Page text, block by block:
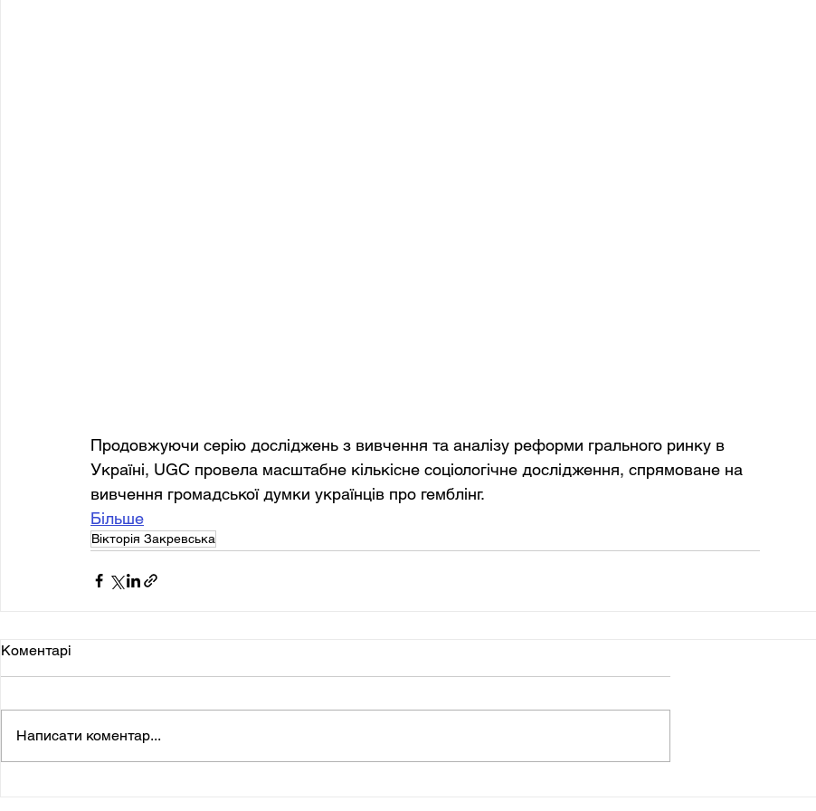
Продовжуючи серію досліджень з вивчення та аналізу реформи грального ринку в
Україні, UGC провела масштабне кількісне соціологічне дослідження, спрямоване на
вивчення громадської думки українців про гемблінг.
Більше
Вікторія Закревська
Коментарі
Написати коментар...